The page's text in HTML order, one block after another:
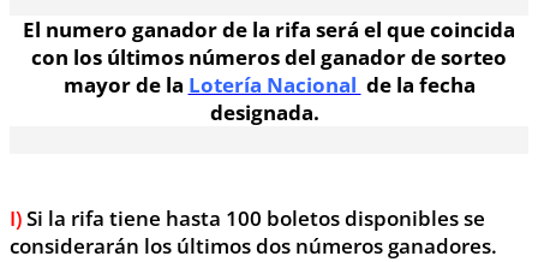
El numero ganador de la rifa será el que coincida
con los últimos números del ganador de sorteo
mayor de la Lotería Nacional de la fecha
designada.
I)Si la rifa tiene hasta 100 boletos disponibles se
considerarán los últimos dos números ganadores.